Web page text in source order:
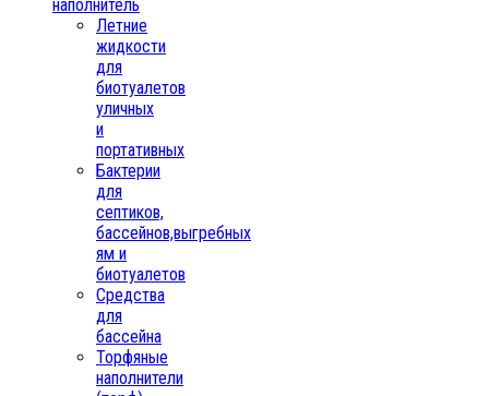
наполнитель
Летние
жидкости
для
биотуалетов
уличных
и
портативных
Бактерии
для
септиков,
бассейнов,выгребных
ям и
биотуалетов
Средства
для
бассейна
Торфяные
наполнители